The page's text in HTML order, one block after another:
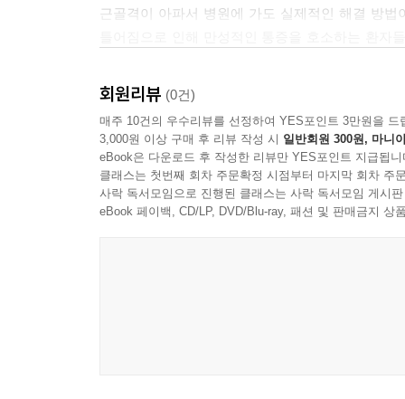
몸의 본질을 이해하는 데 도움을 주는 내 몸 사용
1세대와 2세대 체형 교정 전문가의
실전에서 증명된 체형 교정 가이드
우리 몸은 이론으로만 단언할 수 없는 부분이 분
이상 활발히 활동한 아버지의 경험을 이어받아 10
근골격이 아파서 병원에 가도 실제적인 해결 방
- 김윤영 (가천대 길병원 외과 교수)
어렸을 때부터 습관이 된 엎드려 공부하는 자세
데이브 님을 만나 편한 자세가 아닌 몸을 바르게
데이브 님이 라이브 방송에서 하신 ‘정신력과 육
균형'을 잊고 사는 사람들에게 몸을 바르게 사용
회원리뷰 (0건)
매주 10건의 우수리뷰를 선정하여 YES포인트 3만원을 드
3,000원 이상 구매 후 리뷰 작성 시 일반회원 300원, 마니
eBook은 다운로드 후 작성한 리뷰만 YES포인트 지급됩니
클래스는 첫번째 회차 주문확정 시점부터 마지막 회차 주
사락 독서모임으로 진행된 클래스는 사락 독서모임 게시
eBook 페이백, CD/LP, DVD/Blu-ray, 패션 및 판매금지 상